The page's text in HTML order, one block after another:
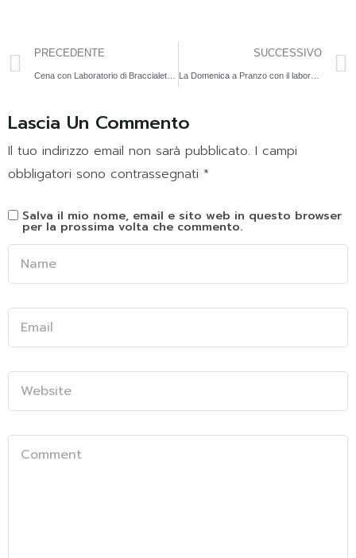
PRECEDENTE SUCCESSIVO
La Domenica a Pranzo con il laboratorio di pantofoline | 29 Dic
Lascia Un Commento
Il tuo indirizzo email non sarà pubblicato. I campi
obbligatori sono contrassegnati *
Salva il mio nome, email e sito web in questo browser
per la prossima volta che commento.